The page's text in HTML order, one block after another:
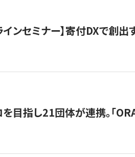
インセミナー】寄付DXで創
目指し21団体が連携。「